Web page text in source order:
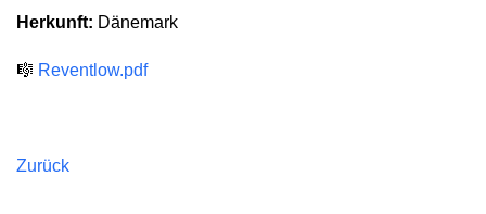
Herkunft: Dänemark
🎼 Reventlow.pdf
Zurück